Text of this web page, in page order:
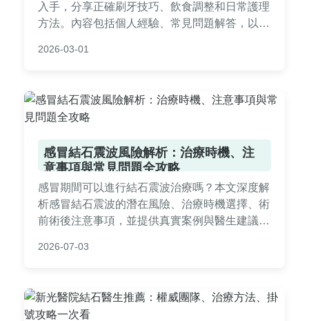
入手，分享正確刷牙技巧、飲食調整和日常護理
方法。內容包括個人經驗、常見問題解答，以及
健康。適合所有關心牙齒保健的讀者。
2026-03-01
感冒結石震波風險解析：治療時機、注
意事項與常見問題全攻略
感冒期間可以進行結石震波治療嗎？本文深度解
析感冒結石震波的潛在風險、治療時機選擇、術
前術後注意事項，並提供真實案例與醫生建議，
2026-07-03